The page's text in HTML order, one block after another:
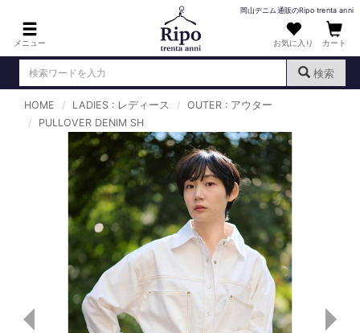
メニュー
岡山デニム通販のRipo trenta anni
お気に入り カート
検索
ログイン （新規会員登録
MENS : メンズ
DENIM : デニム
PANTS : パンツ
TOPS : トップス
T-SHIRT : Tシャツ
KNIT : ニット
HOME LADIES : レディース
OUTER : アウター
PULLOVER DENIM SH